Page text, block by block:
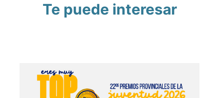
Te puede interesar